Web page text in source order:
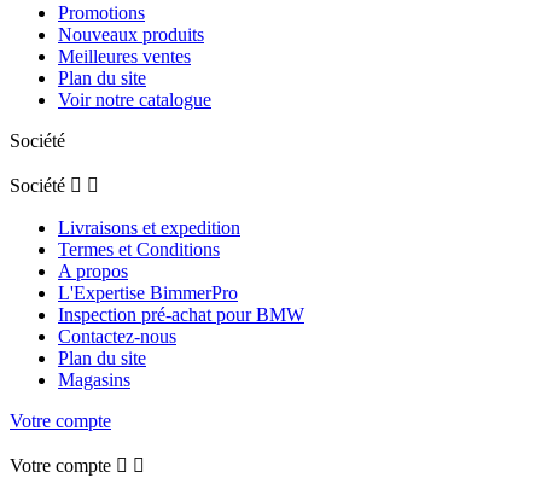
Promotions
Nouveaux produits
Meilleures ventes
Plan du site
Voir notre catalogue
Société
Société  
Livraisons et expedition
Termes et Conditions
A propos
L'Expertise BimmerPro
Inspection pré-achat pour BMW
Contactez-nous
Plan du site
Magasins
Votre compte
Votre compte  